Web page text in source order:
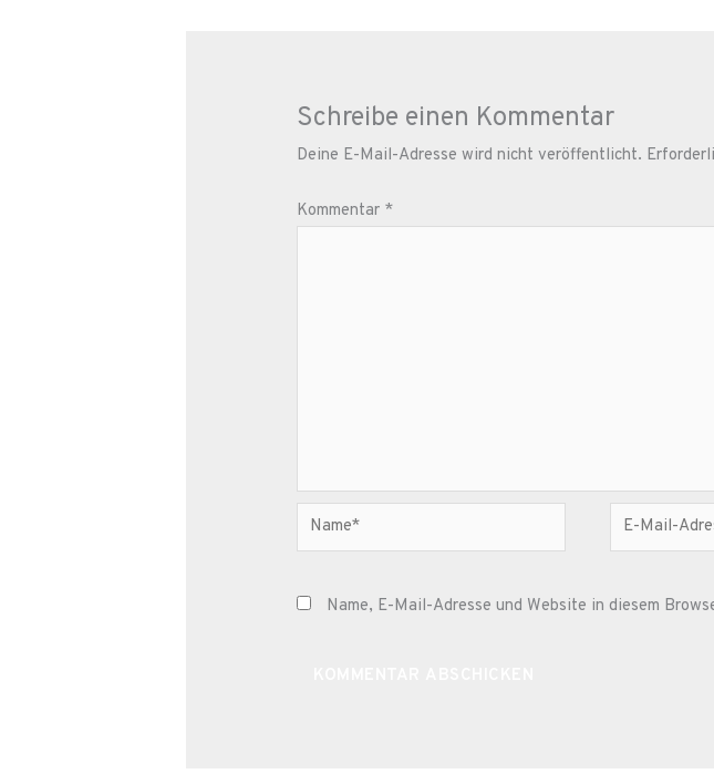
Schreibe einen Kommentar
Deine E-Mail-Adresse wird nicht veröffentlicht.
Kommentar *
Name*
E-
Mail-
Name, E-Mail-Adresse und Website in diesem